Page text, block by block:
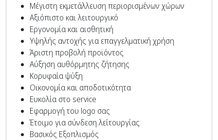
Μέγιστη εκμετάλλευση περιορισμένων χώρων
Αξιόπιστο και λειτουργικό
Εργονομία και αισθητική
Υψηλής αντοχής για επαγγελματική χρήση
Άριστη προβολή προϊόντος
Αύξηση αυθόρμητης ζήτησης
Κορυφαία ψύξη
Οικονομία και αποδοτικότητα
Ευκολία στο service
Εφαρμογή του logo σας
Έτοιμο για σύνδεση λείτουργίας
Βασικός Εξοπλισμός